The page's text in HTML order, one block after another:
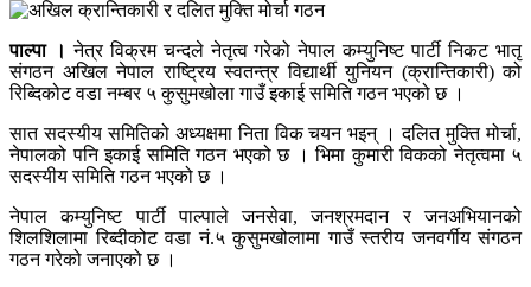
पाल्पा । नेत्र विक्रम चन्दले नेतृत्व गरेको नेपाल कम्युनिष्ट पार्टी निकट भातृ
संगठन अखिल नेपाल राष्ट्रिय स्वतन्त्र विद्यार्थी युनियन (क्रान्तिकारी) को
रिब्दिकोट वडा नम्बर ५ कुसुमखोला गाउँ इकाई समिति गठन भएको छ ।
सात सदस्यीय समितिको अध्यक्षमा निता विक चयन भइन् । दलित मुक्ति मोर्चा,
नेपालको पनि इकाई समिति गठन भएको छ । भिमा कुमारी विकको नेतृत्वमा ५
सदस्यीय समिति गठन भएको छ ।
नेपाल कम्युनिष्ट पार्टी पाल्पाले जनसेवा, जनश्रमदान र जनअभियानको
शिलशिलामा रिब्दीकोट वडा नं.५ कुसुमखोलामा गाउँ स्तरीय जनवर्गीय संगठन
गठन गरेको जनाएको छ ।